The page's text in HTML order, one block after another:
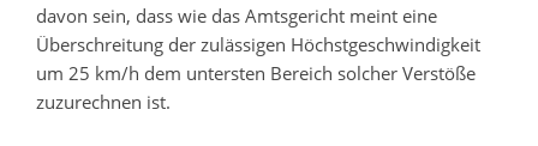
davon sein, dass wie das Amtsgericht meint eine
Überschreitung der zulässigen Höchstgeschwindigkeit
um 25 km/h dem untersten Bereich solcher Verstöße
zuzurechnen ist.